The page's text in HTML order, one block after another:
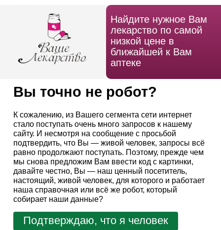
Найдите нужное Вам
лекарство по самой
низкой цене в
ближайшей к Вам
аптеке
Вы точно не робот?
К сожалению, из Вашего сегмента сети интернет
стало поступать очень много запросов к нашему
сайту. И несмотря на сообщение с просьбой
подтвердить, что Вы — живой человек, запросы всё
равно продолжают поступать. Поэтому, прежде чем
мы снова предложим Вам ввести код с картинки,
давайте честно, Вы — наш ценный посетитель,
настоящий, живой человек, для которого и работает
наша справочная или всё же робот, который
собирает наши данные?
Подтверждаю, что я человек